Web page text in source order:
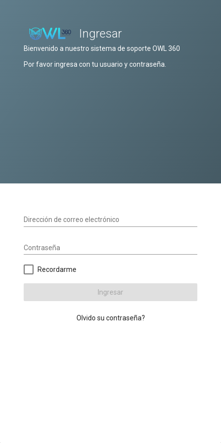
Ingresar
Bienvenido a nuestro sistema de soporte OWL 360
Por favor ingresa con tu usuario y contraseña.
Dirección de correo electrónico
Contraseña
Recordarme
Ingresar
Olvido su contraseña?